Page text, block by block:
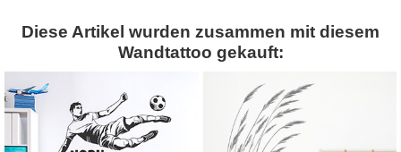
Diese Artikel wurden zusammen mit diesem
Wandtattoo gekauft: